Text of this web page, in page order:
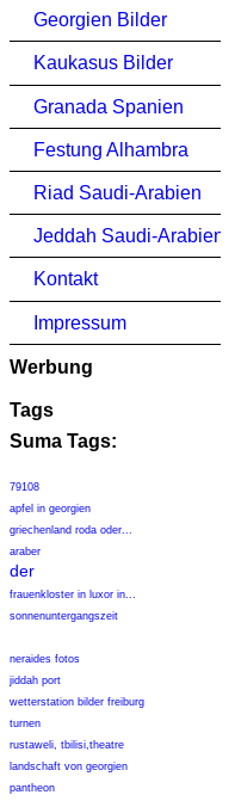
Georgien Bilder
Kaukasus Bilder
Granada Spanien
Festung Alhambra
Riad Saudi-Arabien
Jeddah Saudi-Arabien
Kontakt
Impressum
Werbung
Tags
Suma Tags:
79108
apfel in georgien
griechenland roda oder...
araber
der
frauenkloster in luxor in...
sonnenuntergangszeit
neraides fotos
jiddah port
wetterstation bilder freiburg
turnen
rustaweli, tbilisi,theatre
landschaft von georgien
pantheon